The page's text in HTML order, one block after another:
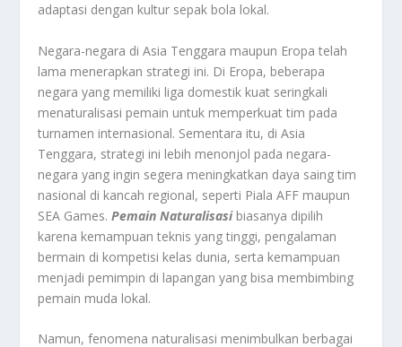
adaptasi dengan kultur sepak bola lokal.
Negara-negara di Asia Tenggara maupun Eropa telah
lama menerapkan strategi ini. Di Eropa, beberapa
negara yang memiliki liga domestik kuat seringkali
menaturalisasi pemain untuk memperkuat tim pada
turnamen internasional. Sementara itu, di Asia
Tenggara, strategi ini lebih menonjol pada negara-
negara yang ingin segera meningkatkan daya saing tim
nasional di kancah regional, seperti Piala AFF maupun
SEA Games.Pemain Naturalisasibiasanya dipilih
karena kemampuan teknis yang tinggi, pengalaman
bermain di kompetisi kelas dunia, serta kemampuan
menjadi pemimpin di lapangan yang bisa membimbing
pemain muda lokal.
Namun, fenomena naturalisasi menimbulkan berbagai